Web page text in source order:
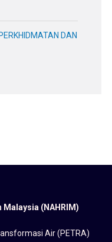
DAN
(NAHRIM)
Air (PETRA)